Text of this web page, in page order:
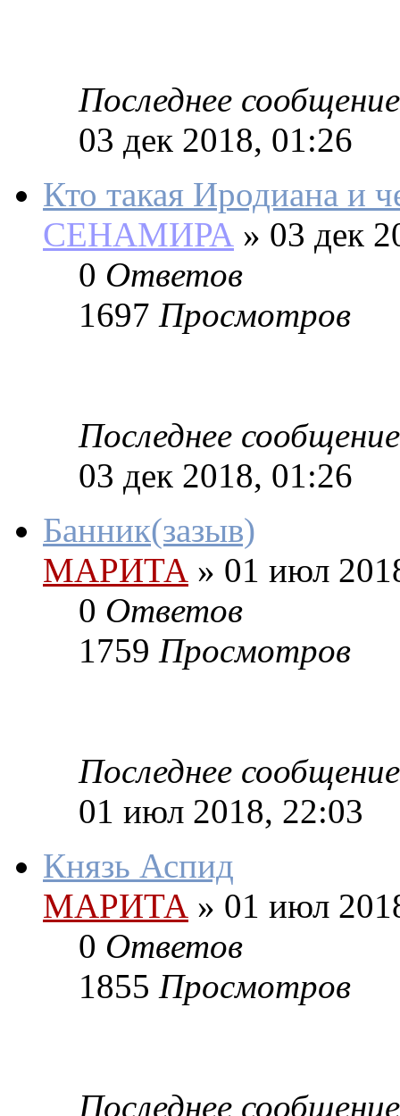
Последнее сообщение
03 дек 2018, 01:26
Кто такая Иродиана и
СЕНАМИРА » 03 дек
0 Ответов
1697 Просмотров
Последнее сообщение
03 дек 2018, 01:26
Банник(зазыв)
МАРИТА » 01 июл
0 Ответов
1759 Просмотров
Последнее сообщение
01 июл 2018, 22:03
Князь Аспид
МАРИТА » 01 июл
0 Ответов
1855 Просмотров
Последнее сообщение